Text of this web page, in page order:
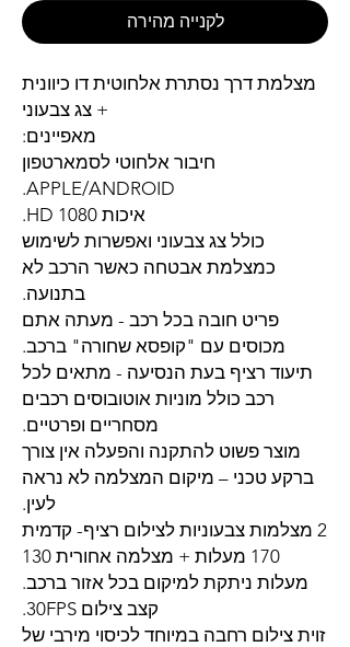
לקנייה מהירה
מצלמת דרך נסתרת אלחוטית דו כיוונית
+ צג צבעוני
מאפיינים:
חיבור אלחוטי לסמארטפון
APPLE/ANDROID.
איכות HD 1080.
כולל צג צבעוני ואפשרות לשימוש
כמצלמת אבטחה כאשר הרכב לא
בתנועה.
פריט חובה בכל רכב - מעתה אתם
מכוסים עם "קופסא שחורה" ברכב.
תיעוד רציף בעת הנסיעה - מתאים לכל
רכב כולל מוניות אוטובוסים רכבים
מסחריים ופרטיים.
מוצר פשוט להתקנה והפעלה אין צורך
ברקע טכני – מיקום המצלמה לא נראה
לעין.
2 מצלמות צבעוניות לצילום רציף- קדמית
170 מעלות + מצלמה אחורית 130
מעלות ניתקת למיקום בכל אזור ברכב.
קצב צילום 30FPS.
זוית צילום רחבה במיוחד לכיסוי מירבי של